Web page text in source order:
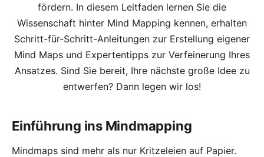
fördern. In diesem Leitfaden lernen Sie die
Wissenschaft hinter Mind Mapping kennen, erhalten
Schritt-für-Schritt-Anleitungen zur Erstellung eigener
Mind Maps und Expertentipps zur Verfeinerung Ihres
Ansatzes. Sind Sie bereit, Ihre nächste große Idee zu
entwerfen? Dann legen wir los!
Einführung ins Mindmapping
Mindmaps sind mehr als nur Kritzeleien auf Papier.